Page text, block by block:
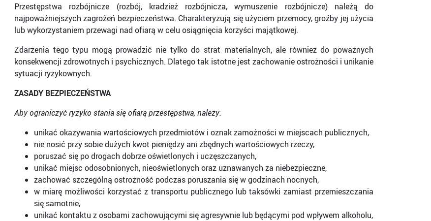
Przestępstwa rozbójnicze (rozbój, kradzież rozbójnicza, wymuszenie rozbójnicze) należą do
najpoważniejszych zagrożeń bezpieczeństwa. Charakteryzują się użyciem przemocy, groźby jej użycia
lub wykorzystaniem przewagi nad ofiarą w celu osiągnięcia korzyści majątkowej.
Zdarzenia tego typu mogą prowadzić nie tylko do strat materialnych, ale również do poważnych
konsekwencji zdrowotnych i psychicznych. Dlatego tak istotne jest zachowanie ostrożności i unikanie
sytuacji ryzykownych.
ZASADY BEZPIECZEŃSTWA
Aby ograniczyć ryzyko stania się ofiarą przestępstwa, należy:
unikać okazywania wartościowych przedmiotów i oznak zamożności w miejscach publicznych,
nie nosić przy sobie dużych kwot pieniędzy ani zbędnych wartościowych rzeczy,
poruszać się po drogach dobrze oświetlonych i uczęszczanych,
unikać miejsc odosobnionych, nieoświetlonych oraz uznawanych za niebezpieczne,
zachować szczególną ostrożność podczas poruszania się w godzinach nocnych,
w miarę możliwości korzystać z transportu publicznego lub taksówki zamiast przemieszczania
się samotnie,
unikać kontaktu z osobami zachowującymi się agresywnie lub będącymi pod wpływem alkoholu,